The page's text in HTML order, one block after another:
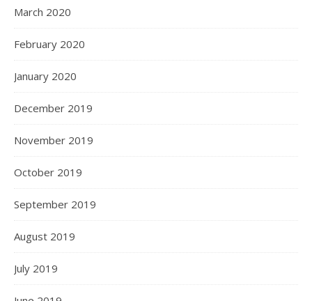
March 2020
February 2020
January 2020
December 2019
November 2019
October 2019
September 2019
August 2019
July 2019